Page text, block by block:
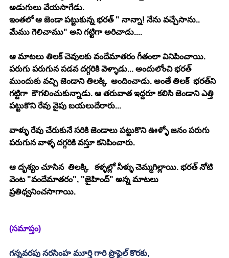
అడుగులు వేయ‌సాగేడు.
ఇంత‌లో ఆ జెండా ప‌ట్టుకున్న భ‌ర‌త్ " నాన్నా! నేను వ‌చ్చేసాను..
మేము గెలిచాము" అని గ‌ట్టిగా అరిచాడు....
ఆ మాట‌లు తిల‌క్ చెవుల‌కు వందేమాత‌రం గీతంలా వినిపించాయి.
ప‌రుగు ప‌రుగున ప‌డ‌వ ద‌గ్గ‌రికి వెళ్ళాడు... అందులోంచి భ‌ర‌త్
ముందుకు వచ్చి జెండాని తిల‌క్కి  అందించాడు. అంతే తిలక్  భ‌ర‌త్‌ని
గ‌ట్టిగా  కౌగ‌లించుకున్నాడు. ఆ త‌రువాత ఇద్ద‌రూ క‌లిసి జెండాని ఎత్తి
ప‌ట్టుకొని రేవు వైపు బ‌య‌లుదేరారు...
వాళ్ళు రేవు చేరుకునే స‌రికి జెండాలు ప‌ట్టుకొని ఊళ్ళో జ‌నం ప‌రుగు
ప‌రుగున వాళ్ళ ద‌గ్గ‌రికి వ‌స్తూ క‌నిపించారు.
ఆ దృశ్యం చూసిన  తిల‌క్కి   క‌ళ్ళ‌ల్లో నీళ్ళు చెమ్మ‌గిల్లాయి. భ‌ర‌త్ నోటి
వెంట "వందేమాత‌రం", "జైహింద్" అన్న మాట‌లు
ప్ర‌తిధ్వ‌నించ‌సాగాయి.
(సమాప్తం)
గన్నవరపు నరసింహ మూర్తి గారి ప్రొఫైల్ కొరకు,